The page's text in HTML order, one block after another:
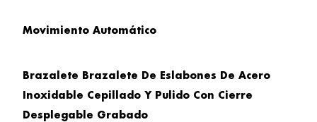
Movimiento Automático
Brazalete Brazalete De Eslabones De Acero
Inoxidable Cepillado Y Pulido Con Cierre
Desplegable Grabado